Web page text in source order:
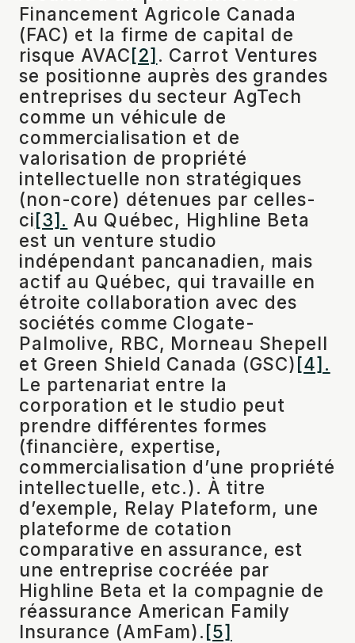
Financement Agricole Canada
(FAC) et la firme de capital de
risque AVAC[2]. Carrot Ventures
se positionne auprès des grandes
entreprises du secteur AgTech
comme un véhicule de
commercialisation et de
valorisation de propriété
intellectuelle non stratégiques
(non-core) détenues par celles-
ci[3]. Au Québec, Highline Beta
est un venture studio
indépendant pancanadien, mais
actif au Québec, qui travaille en
étroite collaboration avec des
sociétés comme Clogate-
Palmolive, RBC, Morneau Shepell
et Green Shield Canada (GSC)[4].
Le partenariat entre la
corporation et le studio peut
prendre différentes formes
(financière, expertise,
commercialisation d’une propriété
intellectuelle, etc.). À titre
d’exemple, Relay Plateform, une
plateforme de cotation
comparative en assurance, est
une entreprise cocréée par
Highline Beta et la compagnie de
réassurance American Family
Insurance (AmFam).[5]